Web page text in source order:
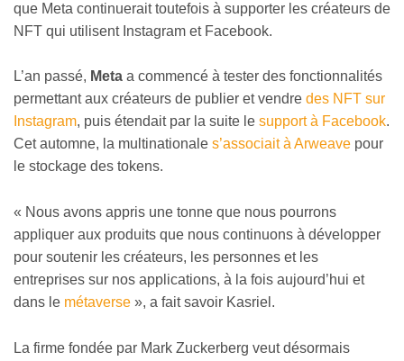
que Meta continuerait toutefois à supporter les créateurs de
NFT qui utilisent Instagram et Facebook.
L’an passé, Meta a commencé à tester des fonctionnalités
permettant aux créateurs de publier et vendre des NFT sur
Instagram, puis étendait par la suite le support à Facebook.
Cet automne, la multinationale s’associait à Arweave pour
le stockage des tokens.
« Nous avons appris une tonne que nous pourrons
appliquer aux produits que nous continuons à développer
pour soutenir les créateurs, les personnes et les
entreprises sur nos applications, à la fois aujourd’hui et
dans le métaverse », a fait savoir Kasriel.
La firme fondée par Mark Zuckerberg veut désormais